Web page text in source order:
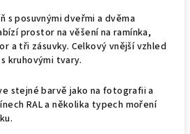
s posuvnými dveřmi a dvěma
prostor na věšení na ramínka,
a tři zásuvky. Celkový vnější vzhled
kruhovými tvary.
stejné barvě jako na fotografii a
RAL a několika typech moření